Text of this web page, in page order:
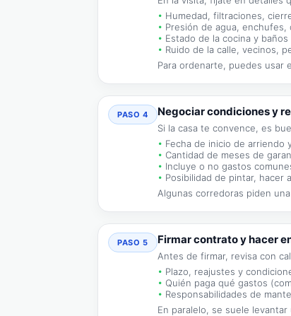
Humedad, filtraciones,
Presión de agua, enchufes,
Estado de la cocina y
Ruido de la calle, vecinos,
Para ordenarte, puedes usar
PASO 4 Negociar condiciones y
Si la casa te convence, es
Fecha de inicio de arriendo
Cantidad de meses de
Incluye o no gastos
Posibilidad de pintar, hacer
Algunas corredoras piden
PASO 5 Firmar contrato y hacer
Antes de firmar, revisa con
Plazo, reajustes y
Quién paga qué gastos
Responsabilidades de
En paralelo, se suele